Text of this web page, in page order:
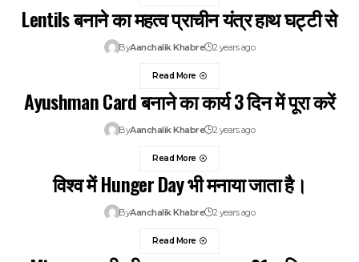
Lentils बनाने का महत्व प्राचीन यंत्र हाथ घट्टी से
ByAanchalik Khabre 2 years ago
Read More
Ayushman Card बनाने का कार्य 3 दिन में पूरा करें
ByAanchalik Khabre 2 years ago
Read More
विश्व में Hunger Day भी मनाया जाता है।
ByAanchalik Khabre 2 years ago
Read More